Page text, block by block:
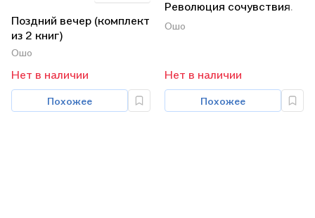
Поздний вечер (комплект
из 2 книг)
Ошо
Нет в наличии
Похожее
Революция сочувствия.
Под властью чувств. С
Ошо
Нет в наличии
Похожее